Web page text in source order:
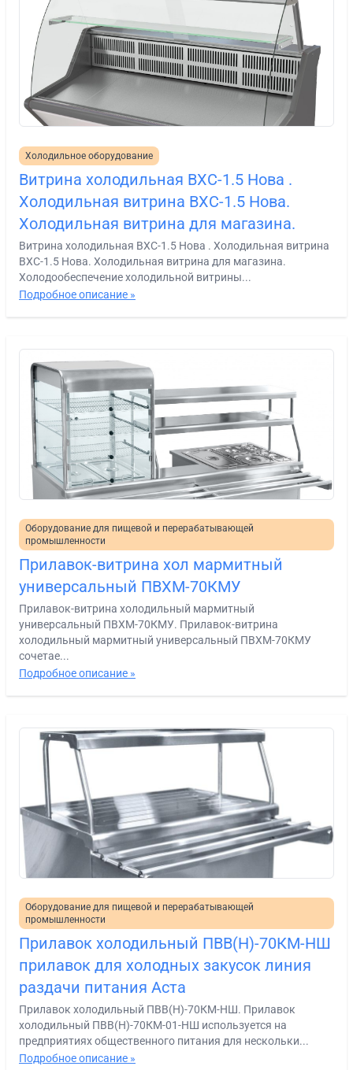
Холодильное оборудование
Витрина холодильная ВХС-1.5 Нова .
Холодильная витрина ВХС-1.5 Нова.
Холодильная витрина для магазина.
Витрина холодильная ВХС-1.5 Нова . Холодильная витрина
ВХС-1.5 Нова. Холодильная витрина для магазина.
Холодообеспечение холодильной витрины...
Подробное описание »
Оборудование для пищевой и перерабатывающей
промышленности
Прилавок-витрина хол мармитный
универсальный ПВХМ-70КМУ
Прилавок-витрина холодильный мармитный
универсальный ПВХМ-70КМУ. Прилавок-витрина
холодильный мармитный универсальный ПВХМ-70КМУ
сочетае...
Подробное описание »
Оборудование для пищевой и перерабатывающей
промышленности
Прилавок холодильный ПВВ(Н)-70КМ-НШ
прилавок для холодных закусок линия
раздачи питания Аста
Прилавок холодильный ПВВ(Н)-70КМ-НШ. Прилавок
холодильный ПВВ(Н)-70КМ-01-НШ используется на
предприятиях общественного питания для нескольки...
Подробное описание »